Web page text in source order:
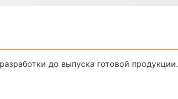
до выпуска готовой продукции.